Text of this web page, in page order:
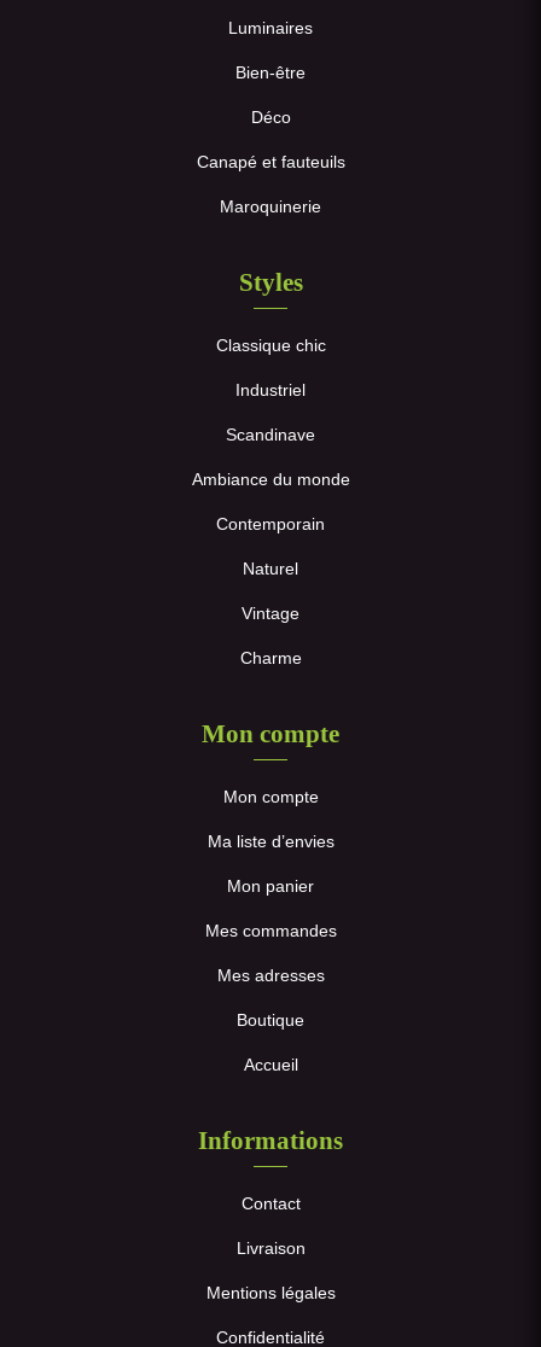
Luminaires
Bien-être
Déco
Canapé et fauteuils
Maroquinerie
Styles
Classique chic
Industriel
Scandinave
Ambiance du monde
Contemporain
Naturel
Vintage
Charme
Mon compte
Mon compte
Ma liste d’envies
Mon panier
Mes commandes
Mes adresses
Boutique
Accueil
Informations
Contact
Livraison
Mentions légales
Confidentialité